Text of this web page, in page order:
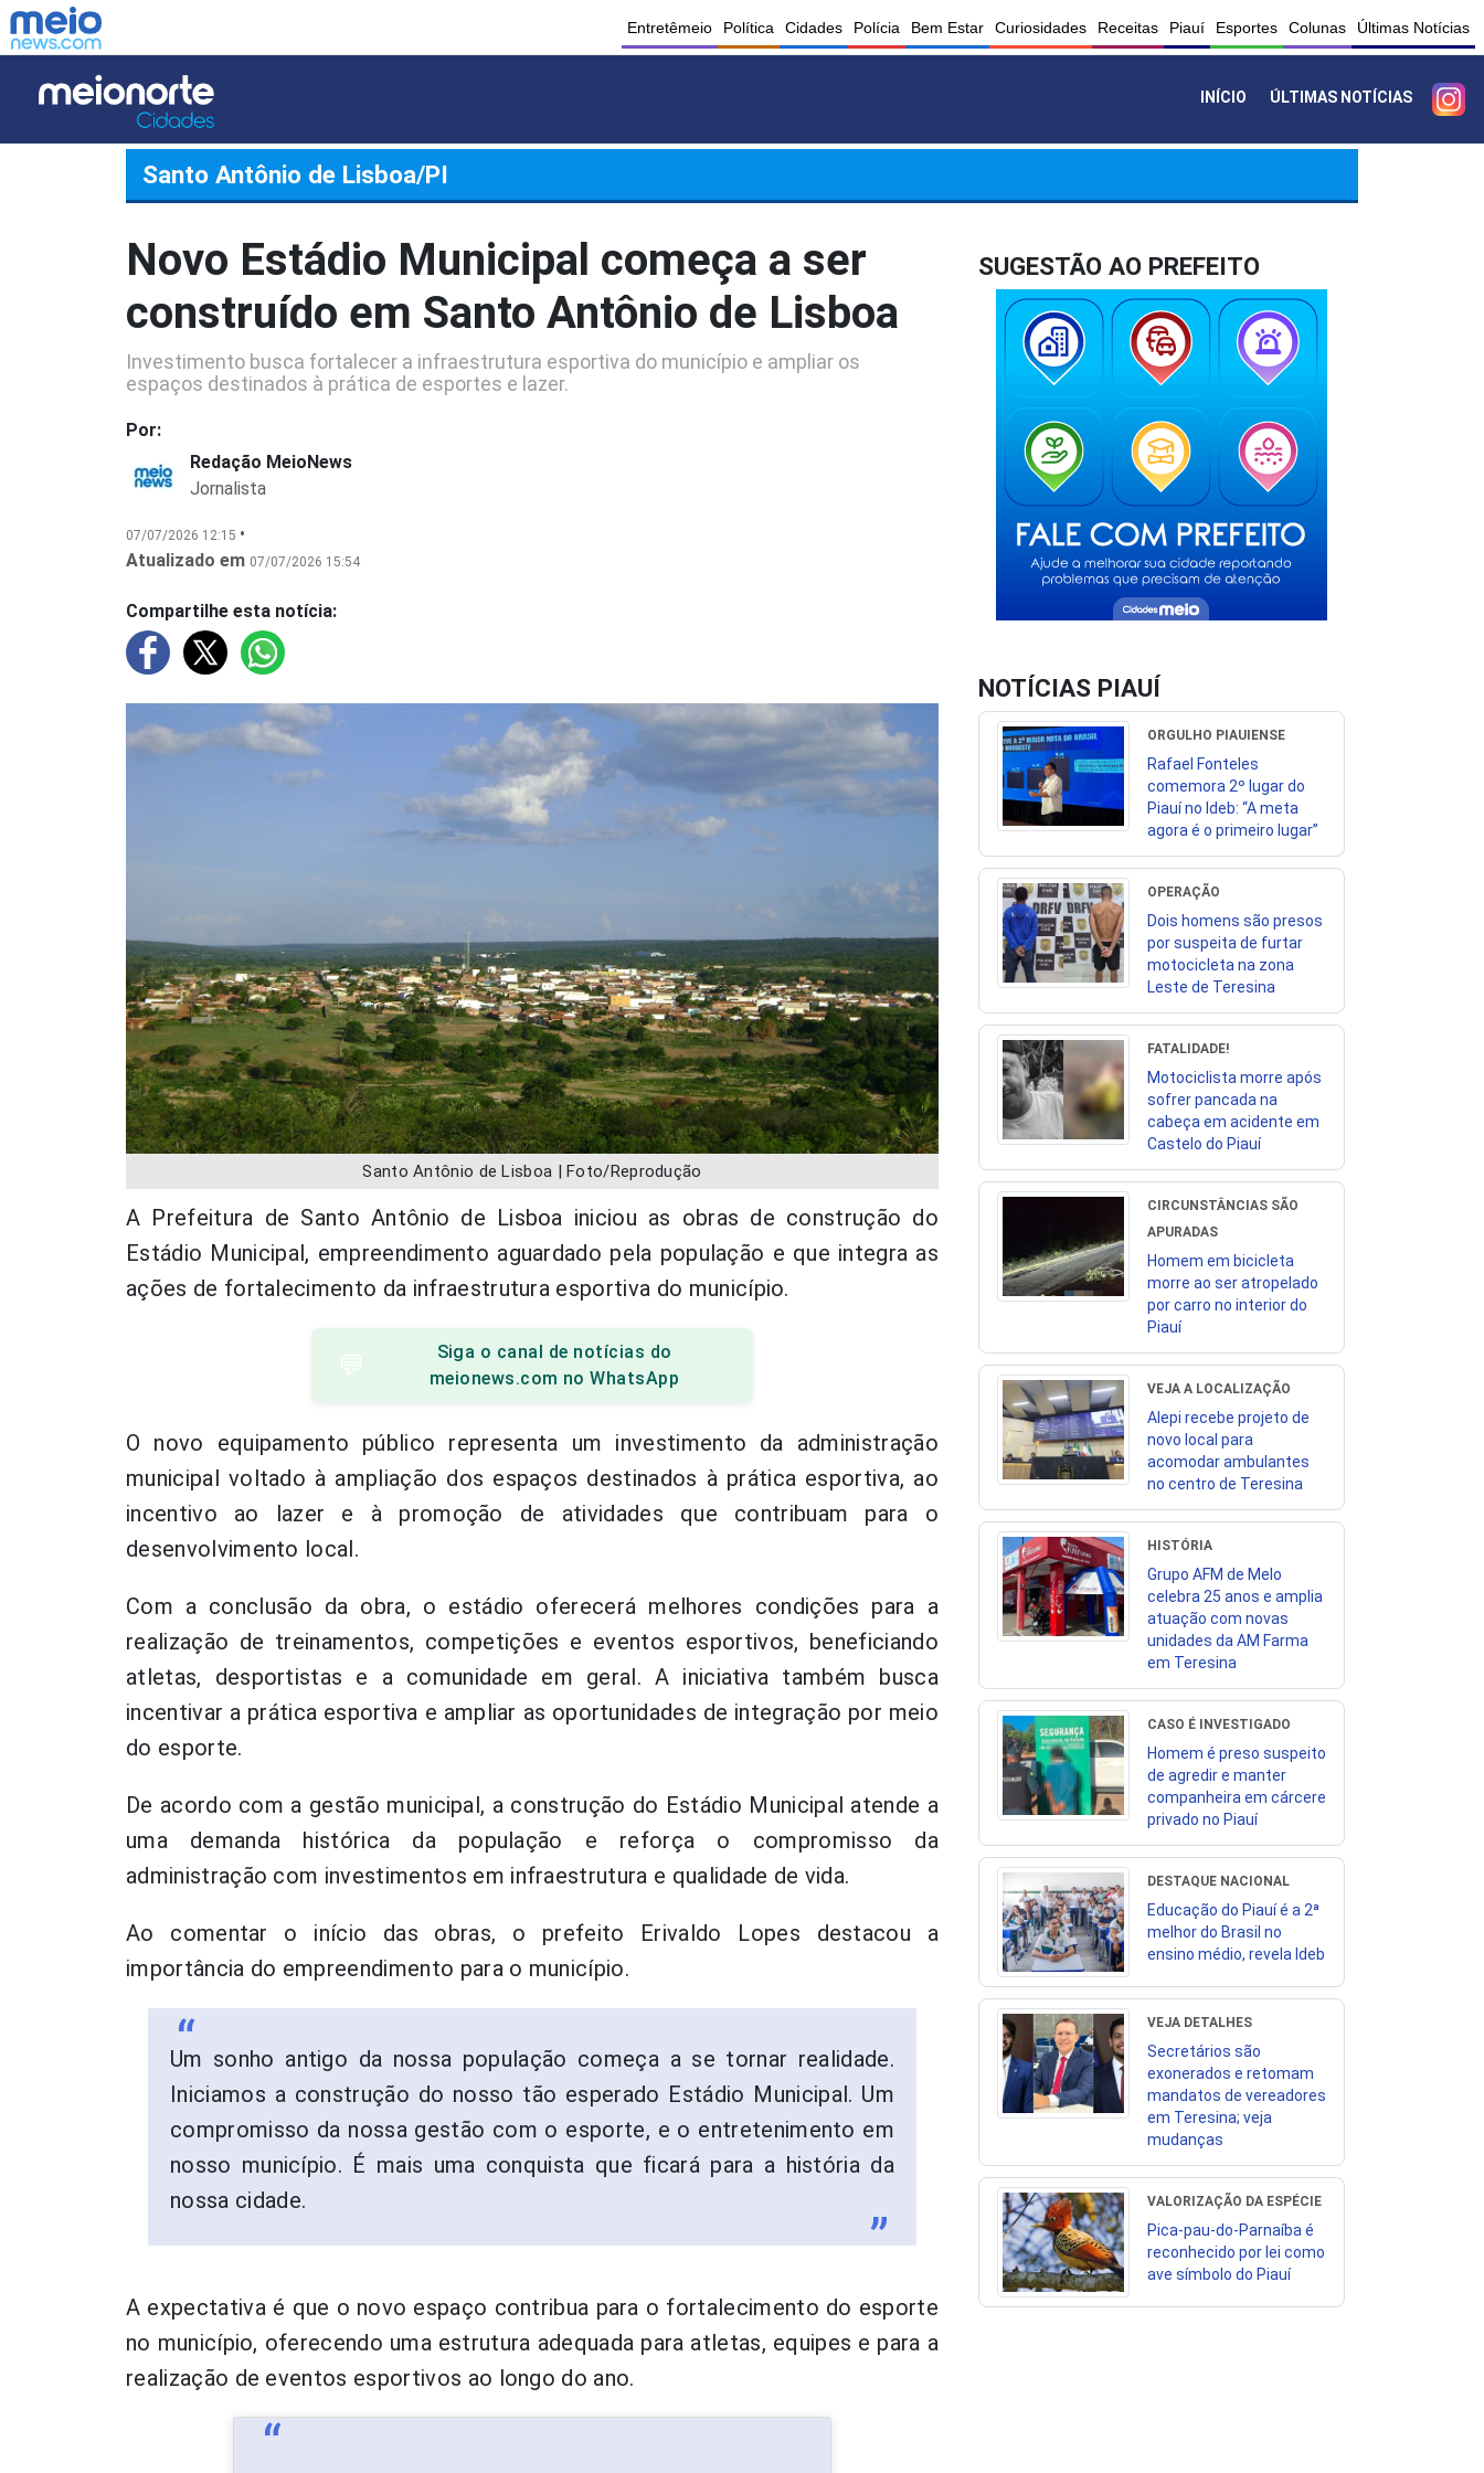
Entretêmeio Política Cidades Polícia Bem Estar Curiosidades Receitas Piauí Esportes Colunas Últimas Notícias
INÍCIO ÚLTIMAS NOTÍCIAS
Santo Antônio de Lisboa/PI
Novo Estádio Municipal começa a ser
construído em Santo Antônio de Lisboa
Investimento busca fortalecer a infraestrutura esportiva do município e ampliar os
espaços destinados à prática de esportes e lazer.
Por:
Redação MeioNews
Jornalista
07/07/2026 12:15 •
Atualizado em 07/07/2026 15:54
Compartilhe esta notícia:
Santo Antônio de Lisboa | Foto/Reprodução
A Prefeitura de Santo Antônio de Lisboa iniciou as obras de construção do
Estádio Municipal, empreendimento aguardado pela população e que integra as
ações de fortalecimento da infraestrutura esportiva do município.
💬
Siga o canal de notícias do
meionews.com no WhatsApp
O novo equipamento público representa um investimento da administração
municipal voltado à ampliação dos espaços destinados à prática esportiva, ao
incentivo ao lazer e à promoção de atividades que contribuam para o
desenvolvimento local.
Com a conclusão da obra, o estádio oferecerá melhores condições para a
realização de treinamentos, competições e eventos esportivos, beneficiando
atletas, desportistas e a comunidade em geral. A iniciativa também busca
incentivar a prática esportiva e ampliar as oportunidades de integração por meio
do esporte.
De acordo com a gestão municipal, a construção do Estádio Municipal atende a
uma demanda histórica da população e reforça o compromisso da
administração com investimentos em infraestrutura e qualidade de vida.
Ao comentar o início das obras, o prefeito Erivaldo Lopes destacou a
importância do empreendimento para o município.
Um sonho antigo da nossa população começa a se tornar realidade.
Iniciamos a construção do nosso tão esperado Estádio Municipal. Um
compromisso da nossa gestão com o esporte, e o entretenimento em
nosso município. É mais uma conquista que ficará para a história da
nossa cidade.
A expectativa é que o novo espaço contribua para o fortalecimento do esporte
no município, oferecendo uma estrutura adequada para atletas, equipes e para a
realização de eventos esportivos ao longo do ano.
SUGESTÃO AO PREFEITO
NOTÍCIAS PIAUÍ
ORGULHO PIAUIENSE
Rafael Fonteles
comemora 2º lugar do
Piauí no Ideb: “A meta
agora é o primeiro lugar”
OPERAÇÃO
Dois homens são presos
por suspeita de furtar
motocicleta na zona
Leste de Teresina
FATALIDADE!
Motociclista morre após
sofrer pancada na
cabeça em acidente em
Castelo do Piauí
CIRCUNSTÂNCIAS SÃO
APURADAS
Homem em bicicleta
morre ao ser atropelado
por carro no interior do
Piauí
VEJA A LOCALIZAÇÃO
Alepi recebe projeto de
novo local para
acomodar ambulantes
no centro de Teresina
HISTÓRIA
Grupo AFM de Melo
celebra 25 anos e amplia
atuação com novas
unidades da AM Farma
em Teresina
CASO É INVESTIGADO
Homem é preso suspeito
de agredir e manter
companheira em cárcere
privado no Piauí
DESTAQUE NACIONAL
Educação do Piauí é a 2ª
melhor do Brasil no
ensino médio, revela Ideb
VEJA DETALHES
Secretários são
exonerados e retomam
mandatos de vereadores
em Teresina; veja
mudanças
VALORIZAÇÃO DA ESPÉCIE
Pica-pau-do-Parnaíba é
reconhecido por lei como
ave símbolo do Piauí